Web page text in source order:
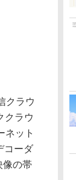
クラウ
クラウ
ネット
コーダ
像の帯